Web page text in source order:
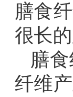
膳食
很长的
膳
纤维